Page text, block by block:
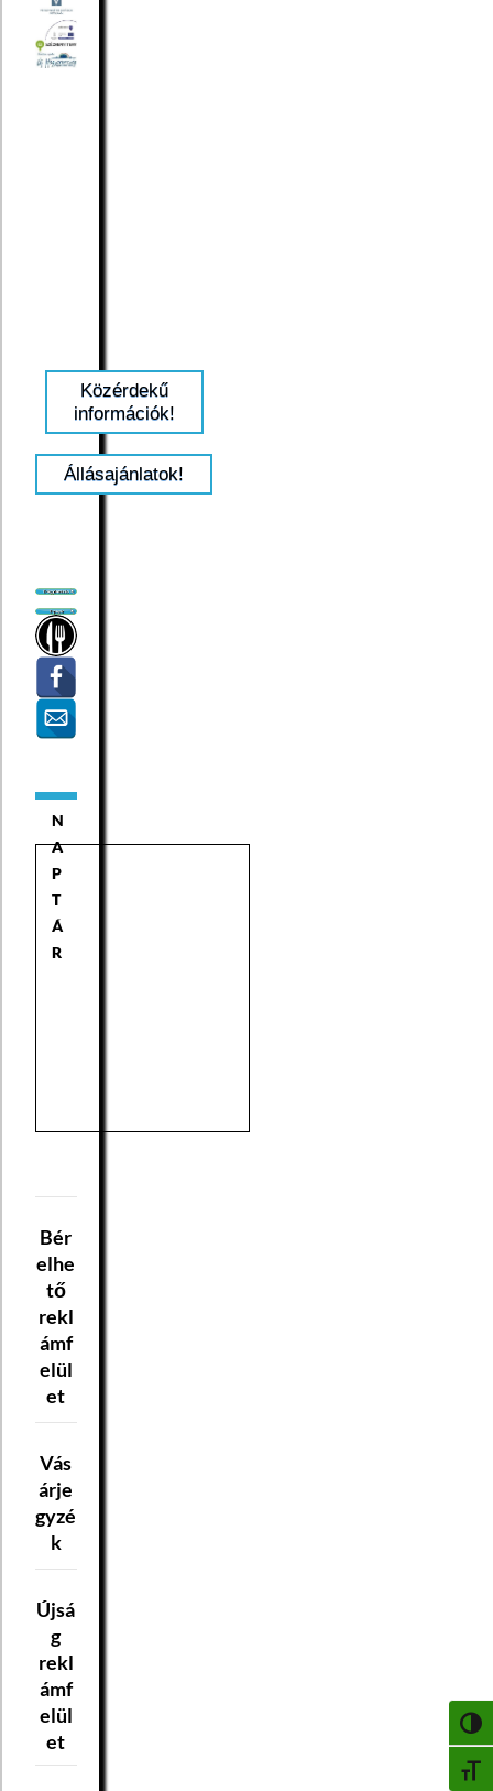
Közérdekű
információk!
Állásajánlatok!
N
A
P
T
Á
R
Bér
elhe
tő
rekl
ámf
elül
et
Vás
árje
gyzé
k
Újsá
g
rekl
ámf
elül
et